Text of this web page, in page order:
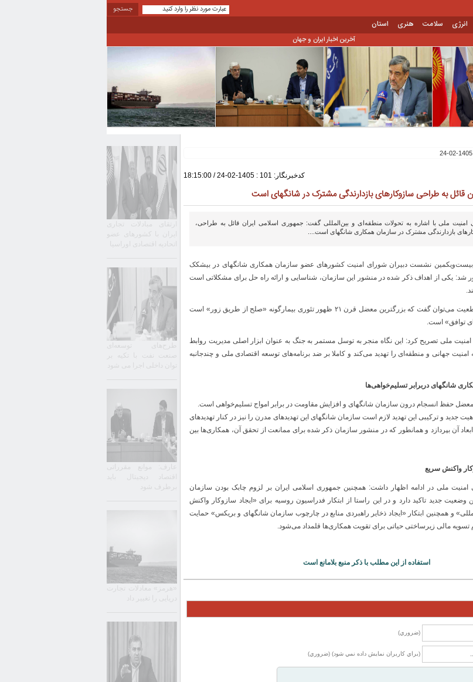
انرژی سلامت هنری استان
آخرین اخبار ایران و جهان
ارتقای مبادلات تجاری
ایران با کشورهای عضو
اتحادیه اقتصادی اوراسیا
طرح‌های توسعه‌ای
صنعت نفت با تکیه بر
توان داخلی اجرا می شود
عارف: موانع مقرراتی
اقتصاد دیجیتال باید
برطرف شود
«هرمز» معادلات تجارت
دریایی را تغییر داد
کدخبرنگار: 101 : 1405-02-24 / 18:15:00
قائل به طراحی سازوکارهای بازدارندگی مشترک در شانگهای است
امنیت ملی با اشاره به تحولات منطقه‌ای و بین‌المللی گفت: جمهوری اسلامی ایران قائل به طراحی،
بازدارندگی مشترک در سازمان همکاری شانگهای است....
بیست‌ویکمین نشست دبیران شورای امنیت کشورهای عضو سازمان همکاری شانگهای در بیشکک
شد: یکی از اهداف ذکر شده در منشور این سازمان، شناسایی و ارائه راه حل برای مشکلاتی است
وی ادامه داد: امروز با قاطعیت می‌توان گفت که بزرگترین معضل قرن ۲۱ ظهور تئوری بیمارگونه «صلح از طریق زور» است
توافق» است.
ملی تصریح کرد: این نگاه منجر به توسل مستمر به جنگ به عنوان ابزار اصلی مدیریت روابط
امنیت جهانی و منطقه‌ای را تهدید می‌کند و کاملا بر ضد برنامه‌های توسعه اقتصادی ملی و چندجانبه
شانگهای دربرابر تسلیم‌خواهی‌ها
معضل حفظ انسجام درون سازمان شانگهای و افزایش مقاومت در برابر امواج تسلیم‌خواهی است.
جدید و ترکیبی این تهدید لازم است سازمان شانگهای این تهدیدهای مدرن را نیز در کنار تهدیدهای
آن بپردازد و همانطور که در منشور سازمان ذکر شده برای ممانعت از تحقق آن، همکاری‌ها بین
واکنش سریع
امنیت ملی در ادامه اظهار داشت: همچنین جمهوری اسلامی ایران بر لزوم چابک بودن سازمان
وضعیت جدید تاکید دارد و در این راستا از ابتکار فدراسیون روسیه برای «ایجاد سازوکار واکنش
و همچنین ابتکار «ایجاد ذخایر راهبردی منابع در چارچوب سازمان شانگهای و بریکس» حمایت
تسویه مالی زیرساختی حیاتی برای تقویت همکاری‌ها قلمداد می‌شود.
استفاده از این مطلب با ذکر منبع بلامانع است
(ضروري)
(براي كاربران نمايش داده نمي شود) (ضروري)